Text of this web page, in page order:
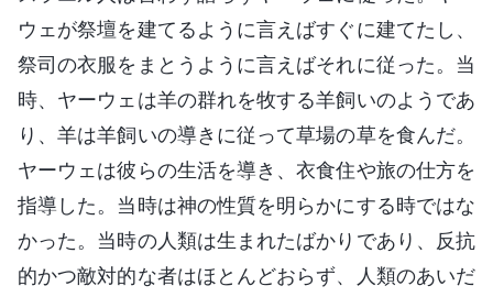
ウェが祭壇を建てるように言えばすぐに建てたし、
祭司の衣服をまとうように言えばそれに従った。当
時、ヤーウェは羊の群れを牧する羊飼いのようであ
り、羊は羊飼いの導きに従って草場の草を食んだ。
ヤーウェは彼らの生活を導き、衣食住や旅の仕方を
指導した。当時は神の性質を明らかにする時ではな
かった。当時の人類は生まれたばかりであり、反抗
的かつ敵対的な者はほとんどおらず、人類のあいだ